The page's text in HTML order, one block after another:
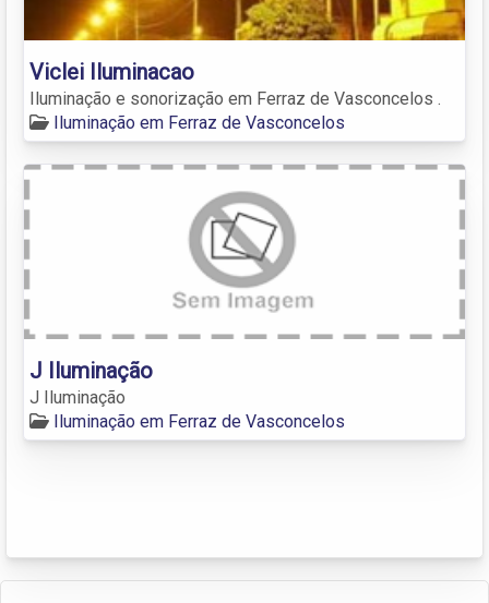
Viclei Iluminacao
Iluminação e sonorização em Ferraz de Vasconcelos .
Iluminação em Ferraz de Vasconcelos
J Iluminação
J Iluminação
Iluminação em Ferraz de Vasconcelos